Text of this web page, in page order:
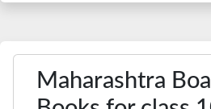
Maharashtra